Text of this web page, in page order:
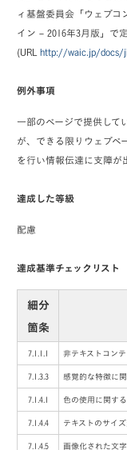
ィ基盤委員会「ウェブコ
イン – 2016年3月版」で
(URL http://waic.jp/docs/
例外事項
一部のページで提供して
が、できる限りウェブペ
を行い情報伝達に支障が
達成した等級
配慮
達成基準チェックリスト
細分
箇条
7.1.1.1 非テキストコン
7.1.3.3 感覚的な特徴に
7.1.4.1 色の使用に関す
7.1.4.4 テキストのサイ
7.1.4.5 画像化された文